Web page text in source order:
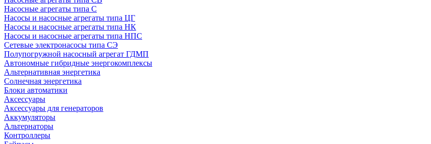
Насосные агрегаты типа С
Насосы и насосные агрегаты типа ЦГ
Насосы и насосные агрегаты типа НК
Насосы и насосные агрегаты типа НПС
Сетевые электронасосы типа СЭ
Полупогружной насосный агрегат ГДМП
Автономные гибридные энергокомплексы
Альтернативная энергетика
Солнечная энергетика
Блоки автоматики
Аксессуары
Аксессуары для генераторов
Аккумуляторы
Альтернаторы
Контроллеры